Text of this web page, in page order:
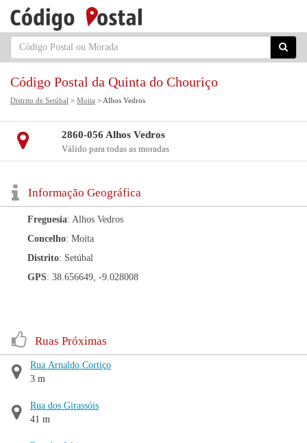
Código Postal da Quinta do Chouriço
Distrito de Setúbal > Moita > Alhos Vedros
2860-056 Alhos Vedros
Válido para todas as moradas
Informação Geográfica
Freguesia: Alhos Vedros
Concelho: Moita
Distrito: Setúbal
GPS: 38.656649, -9.028008
Ruas Próximas
Rua Arnaldo Cortiço
3 m
Rua dos Girassóis
41 m